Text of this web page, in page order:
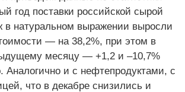
год поставки российской сырой
в натуральном выражении выросли
— на 38,2%, при этом в
месяцу — +1,2 и –10,7%
Аналогично и с нефтепродуктами, с
что в декабре снизились и